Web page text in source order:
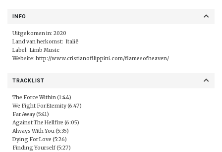
INFO
Uitgekomen in: 2020
Land van herkomst: Italië
Label: Limb Music
Website: http://www.cristianofilippini.com/flamesofheaven/
TRACKLIST
The Force Within (1:44)
We Fight For Eternity (6:47)
Far Away (5:41)
Against The Hellfire (6:05)
Always With You (5:35)
Dying For Love (5:26)
Finding Yourself (5:27)